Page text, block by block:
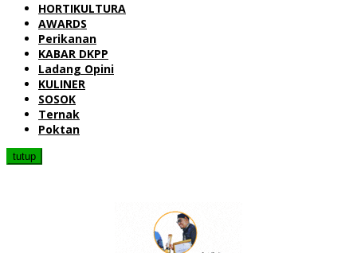
HORTIKULTURA
AWARDS
Perikanan
KABAR DKPP
Ladang Opini
KULINER
SOSOK
Ternak
Poktan
tutup